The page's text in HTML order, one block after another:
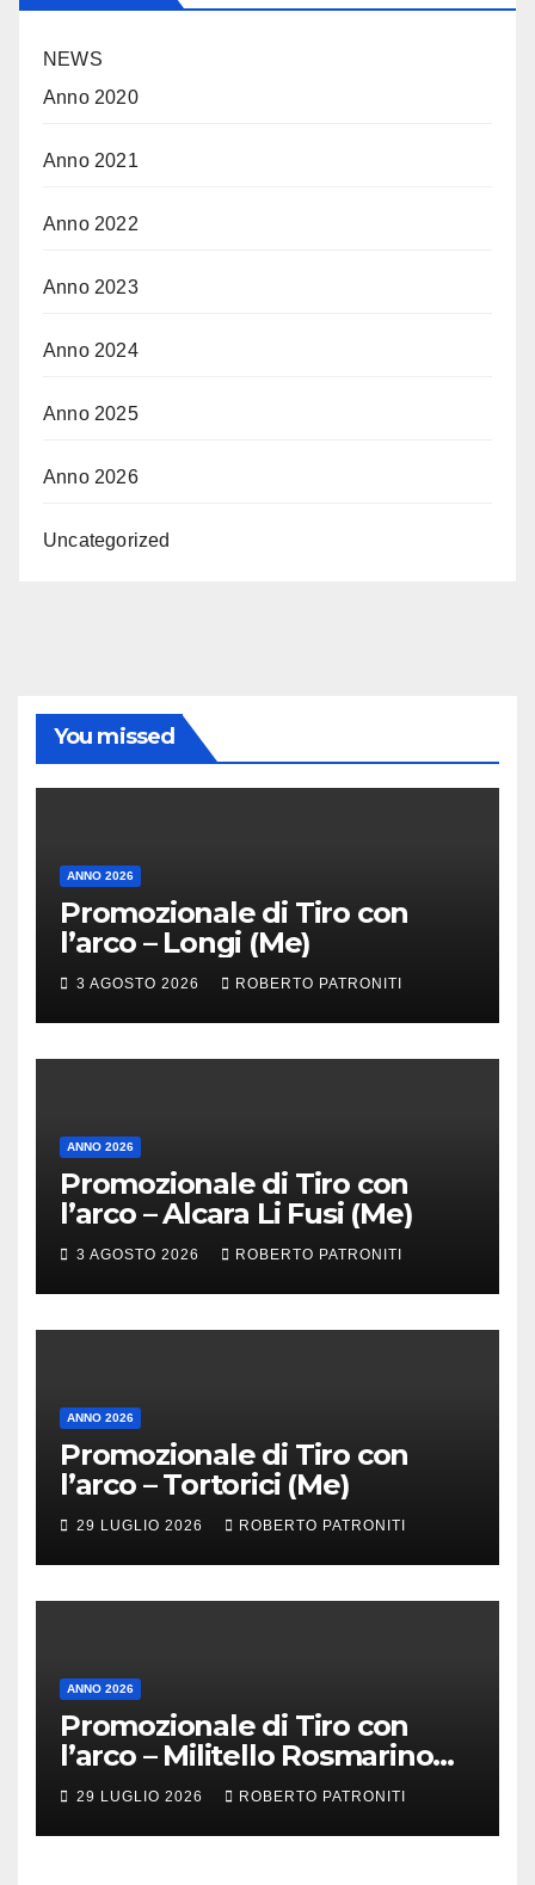
NEWS
Anno 2020
Anno 2021
Anno 2022
Anno 2023
Anno 2024
Anno 2025
Anno 2026
Uncategorized
You missed
ANNO 2026
Promozionale di Tiro con
l’arco – Longi (Me)
3 AGOSTO 2026 ROBERTO PATRONITI
ANNO 2026
Promozionale di Tiro con
l’arco – Alcara Li Fusi (Me)
3 AGOSTO 2026 ROBERTO PATRONITI
ANNO 2026
Promozionale di Tiro con
l’arco – Tortorici (Me)
29 LUGLIO 2026 ROBERTO PATRONITI
ANNO 2026
Promozionale di Tiro con
l’arco – Militello Rosmarino
(Me)
29 LUGLIO 2026 ROBERTO PATRONITI